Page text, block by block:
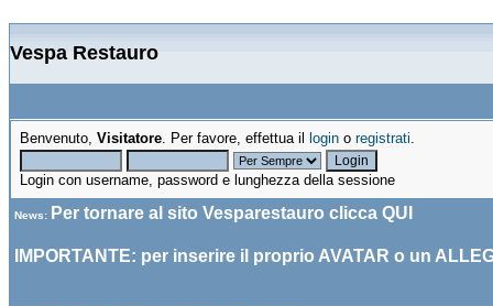
Vespa Restauro
Benvenuto, Visitatore. Per favore, effettua il login o registrati.
Login con username, password e lunghezza della sessione
News: Per tornare al sito Vesparestauro clicca QUI
IMPORTANTE: per inserire il proprio AVATAR o un